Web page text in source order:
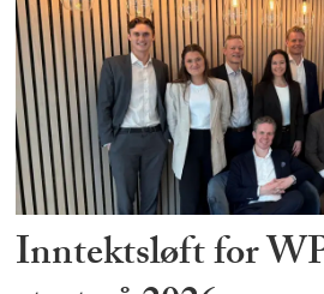
Inntektsløft for